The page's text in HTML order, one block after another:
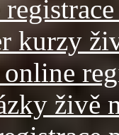
kurzy
živě